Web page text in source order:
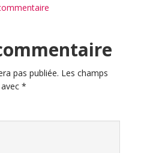
pas publiée. Les champs
*